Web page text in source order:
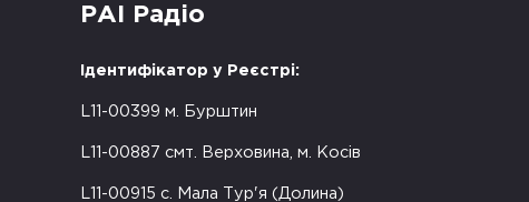
РАІ Радіо
Ідентифікатор у Реєстрі:
L11-00399 м. Бурштин
L11-00887 смт. Верховина, м. Косів
L11-00915 с. Мала Тур'я (Долина)